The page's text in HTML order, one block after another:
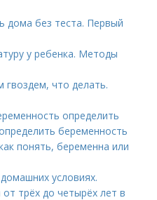
дома без теста. Первый
у ребенка. Методы
гвоздем, что делать.
определить
беременность
понять, беременна или
условиях.
трёх до четырёх лет в